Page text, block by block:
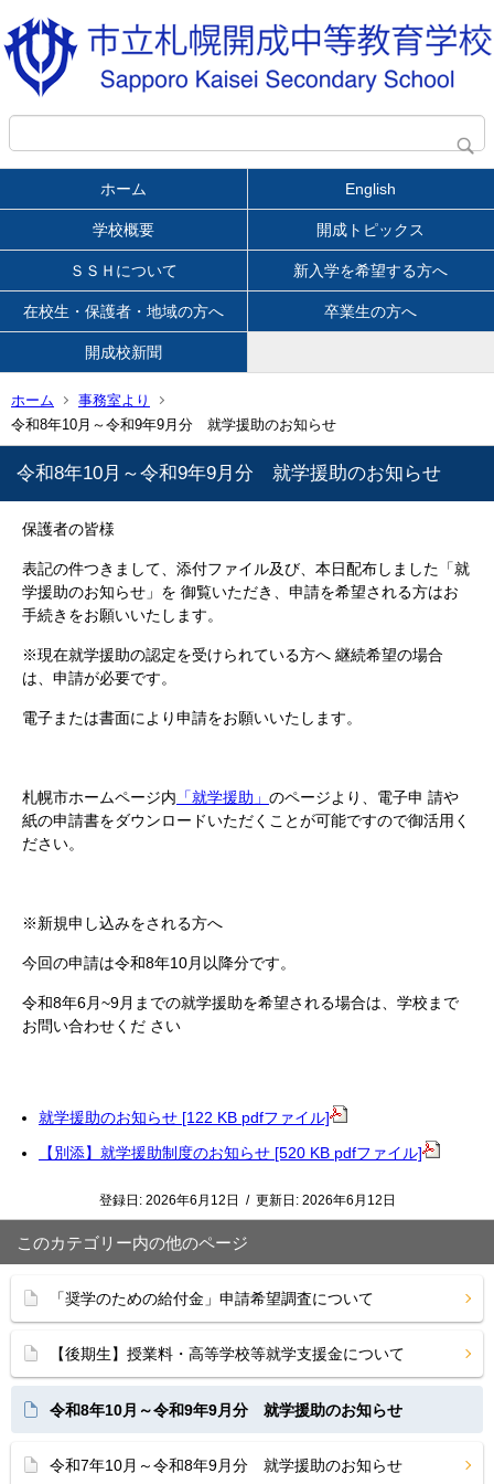
ホーム English
学校概要 開成トピックス
ＳＳＨについて 新入学を希望する方へ
在校生・保護者・地域の方へ 卒業生の方へ
開成校新聞
ホーム
事務室より
令和8年10月～令和9年9月分 就学援助のお知らせ
令和8年10月～令和9年9月分 就学援助のお知らせ
保護者の皆様
表記の件つきまして、添付ファイル及び、本日配布しました「就
学援助のお知らせ」を 御覧いただき、申請を希望される方はお
手続きをお願いいたします。
※現在就学援助の認定を受けられている方へ 継続希望の場合
は、申請が必要です。
電子または書面により申請をお願いいたします。
札幌市ホームページ内 「就学援助」 のページより、電子申 請や
紙の申請書をダウンロードいただくことが可能ですので御活用く
ださい。
※新規申し込みをされる方へ
今回の申請は令和8年10月以降分です。
令和8年6月~9月までの就学援助を希望される場合は、学校まで
お問い合わせくだ さい
就学援助のお知らせ [122 KB pdfファイル]
【別添】就学援助制度のお知らせ [520 KB pdfファイル]
登録日: 2026年6月12日 / 更新日: 2026年6月12日
このカテゴリー内の他のページ
「奨学のための給付金」申請希望調査について
【後期生】授業料・高等学校等就学支援金について
令和8年10月～令和9年9月分 就学援助のお知らせ
令和7年10月～令和8年9月分 就学援助のお知らせ